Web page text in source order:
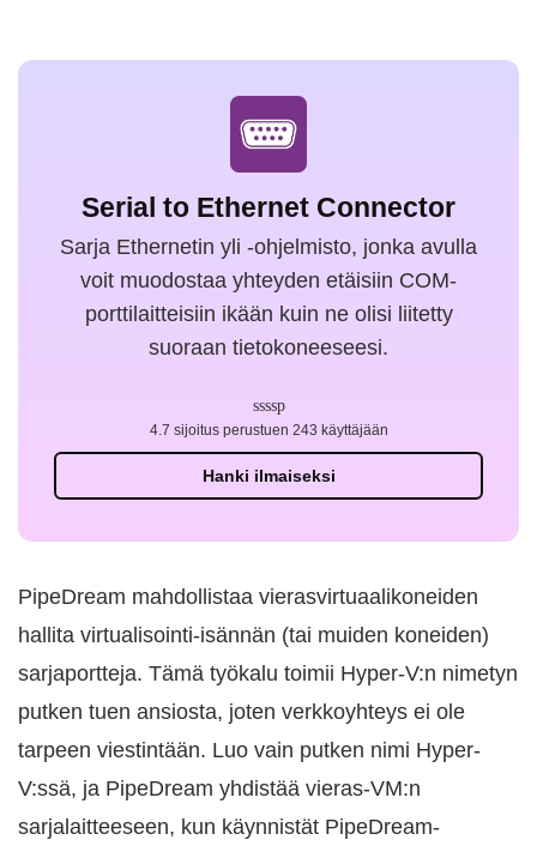
Serial to Ethernet Connector
Sarja Ethernetin yli -ohjelmisto, jonka avulla
voit muodostaa yhteyden etäisiin COM-
porttilaitteisiin ikään kuin ne olisi liitetty
suoraan tietokoneeseesi.
Hanki ilmaiseksi
4.7 sijoitus perustuen 243 käyttäjään
PipeDream mahdollistaa vierasvirtuaalikoneiden
hallita virtualisointi-isännän (tai muiden koneiden)
sarjaportteja. Tämä työkalu toimii Hyper-V:n nimetyn
putken tuen ansiosta, joten verkkoyhteys ei ole
tarpeen viestintään. Luo vain putken nimi Hyper-
V:ssä, ja PipeDream yhdistää vieras-VM:n
sarjalaitteeseen, kun käynnistät PipeDream-